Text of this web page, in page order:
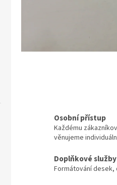
Osobní přístup
Každému
věnujeme
Doplňkové služby
Formátování desek,